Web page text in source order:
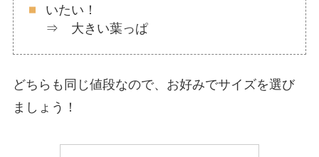
いたい！
⇒ 大きい葉っぱ
どちらも同じ値段なので、お好みでサイズを選び
ましょう！